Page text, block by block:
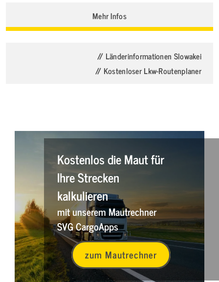
Mehr Infos
// Länderinformationen Slowakei
// Kostenloser Lkw-Routenplaner
Kostenlos die Maut für
Ihre Strecken
kalkulieren
mit unserem Mautrechner
SVG CargoApps
zum Mautrechner